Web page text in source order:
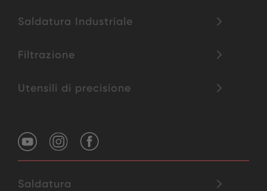
Saldatura Industriale
Filtrazione
Utensili di precisione
Saldatura